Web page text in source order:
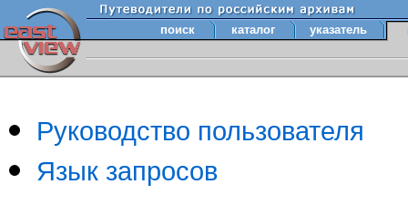
поиск каталог указатель
Руководство пользователя
Язык запросов